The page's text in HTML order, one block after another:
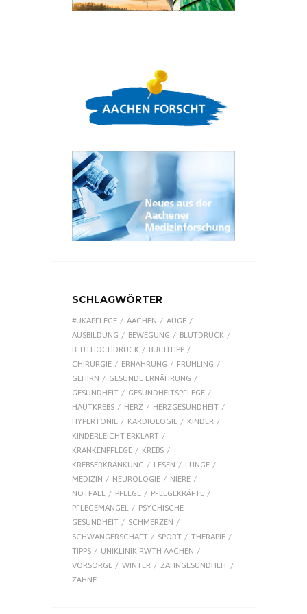
SCHLAGWÖRTER
#UKAPFLEGE AACHEN
AUGE
AUSBILDUNG
BEWEGUNG
BLUTDRUCK
BLUTHOCHDRUCK
BUCHTIPP
CHIRURGIE
ERNÄHRUNG
FRÜHLING
GEHIRN
GESUNDE ERNÄHRUNG
GESUNDHEIT
GESUNDHEITSPFLEGE
HAUTKREBS
HERZ
HERZGESUNDHEIT
HYPERTONIE
KARDIOLOGIE
KINDER
KINDERLEICHT ERKLÄRT
KRANKENPFLEGE
KREBS
KREBSERKRANKUNG
LESEN
LUNGE
MEDIZIN
NEUROLOGIE
NIERE
NOTFALL
PFLEGE
PFLEGEKRÄFTE
PFLEGEMANGEL
PSYCHISCHE
GESUNDHEIT
SCHMERZEN
SCHWANGERSCHAFT
SPORT
THERAPIE
TIPPS
UNIKLINIK RWTH AACHEN
VORSORGE
WINTER
ZAHNGESUNDHEIT
ZÄHNE